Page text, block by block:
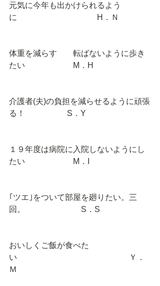
元気に今年も出かけられるよう
に　　　　　　　　　　H．Ｎ
体重を減らす　　転ばないように歩き
たい　　　　　　M．H
介護者(夫)の負担を減らせるように頑張
る！　　　　　 S．Y
１９年度は病院に入院しないようにし
たい　　　　　　M．I
｢ツエ｣をついて部屋を廻りたい。三
回。　　　　　　　S．S
おいしくご飯が食べた
い　　　　　　　　　　　　　　Ｙ．
Ｍ